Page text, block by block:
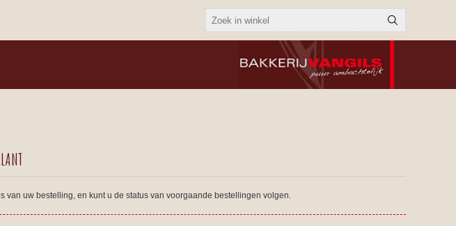
uw bestelling, en kunt u de status van voorgaande bestellingen volgen.